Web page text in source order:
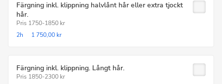
Färgning inkl. klippning halvlånt hår eller extra tjockt
hår.
Pris 1750-1850 kr
2h
1 750,00 kr
Färgning inkl. klippning. Långt hår.
Pris 1850-2300 kr